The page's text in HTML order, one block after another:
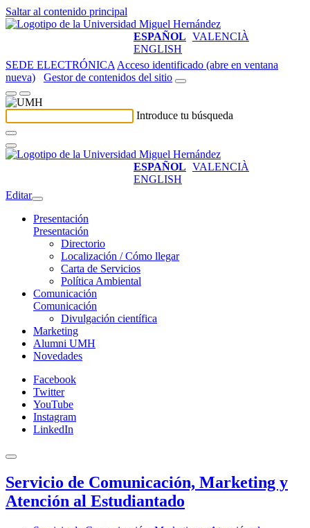
Saltar al contenido principal
ESPAÑOL VALENCIÀ
ENGLISH
SEDE ELECTRÓNICA Acceso identificado (abre en ventana
nueva)
Gestor de contenidos del sitio
Introduce tu búsqueda
ESPAÑOL VALENCIÀ
ENGLISH
Editar
Presentación
Presentación
Directorio
Localización / Cómo llegar
Carta de Servicios
Política Ambiental
Comunicación
Comunicación
Divulgación científica
Marketing
Alumni UMH
Novedades
Facebook
Twitter
YouTube
Instagram
LinkedIn
Servicio de Comunicación, Marketing y
Atención al Estudiantado